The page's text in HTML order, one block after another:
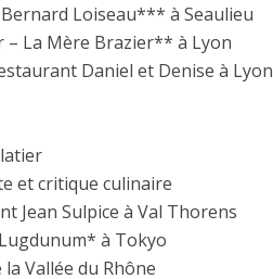
Loiseau*** à Seaulieu
– La Mère Brazier** à Lyon
Daniel et Denise à Lyon
et critique culinaire
Jean Sulpice à Val Thorens
à Tokyo
Vallée du Rhône